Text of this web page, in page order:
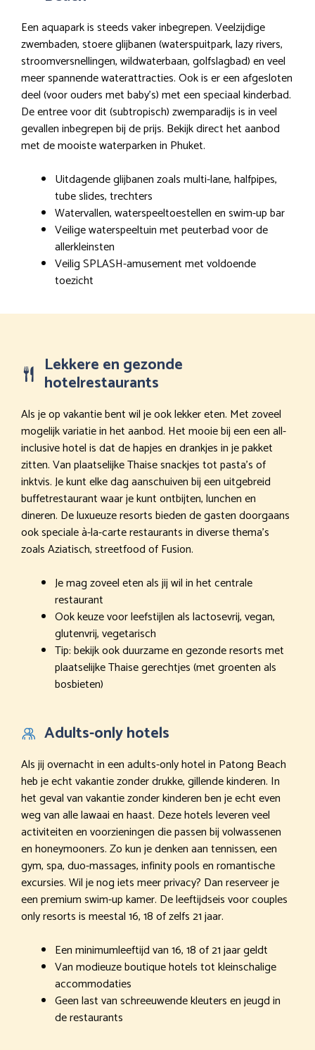
Een aquapark is steeds vaker inbegrepen. Veelzijdige
zwembaden, stoere glijbanen (waterspuitpark, lazy rivers,
stroomversnellingen, wildwaterbaan, golfslagbad) en veel
meer spannende waterattracties. Ook is er een afgesloten
deel (voor ouders met baby’s) met een speciaal kinderbad.
De entree voor dit (subtropisch) zwemparadijs is in veel
gevallen inbegrepen bij de prijs. Bekijk direct het aanbod
met de mooiste waterparken in Phuket.
Uitdagende glijbanen zoals multi-lane, halfpipes,
tube slides, trechters
Watervallen, waterspeeltoestellen en swim-up bar
Veilige waterspeeltuin met peuterbad voor de
allerkleinsten
Veilig SPLASH-amusement met voldoende
toezicht
Lekkere en gezonde
hotelrestaurants
Als je op vakantie bent wil je ook lekker eten. Met zoveel
mogelijk variatie in het aanbod. Het mooie bij een een all-
inclusive hotel is dat de hapjes en drankjes in je pakket
zitten. Van plaatselijke Thaise snackjes tot pasta’s of
inktvis. Je kunt elke dag aanschuiven bij een uitgebreid
buffetrestaurant waar je kunt ontbijten, lunchen en
dineren. De luxueuze resorts bieden de gasten doorgaans
ook speciale à-la-carte restaurants in diverse thema’s
zoals Aziatisch, streetfood of Fusion.
Je mag zoveel eten als jij wil in het centrale
restaurant
Ook keuze voor leefstijlen als lactosevrij, vegan,
glutenvrij, vegetarisch
Tip: bekijk ook duurzame en gezonde resorts met
plaatselijke Thaise gerechtjes (met groenten als
bosbieten)
Adults-only hotels
Als jij overnacht in een adults-only hotel in Patong Beach
heb je echt vakantie zonder drukke, gillende kinderen. In
het geval van vakantie zonder kinderen ben je echt even
weg van alle lawaai en haast. Deze hotels leveren veel
activiteiten en voorzieningen die passen bij volwassenen
en honeymooners. Zo kun je denken aan tennissen, een
gym, spa, duo-massages, infinity pools en romantische
excursies. Wil je nog iets meer privacy? Dan reserveer je
een premium swim-up kamer. De leeftijdseis voor couples
only resorts is meestal 16, 18 of zelfs 21 jaar.
Een minimumleeftijd van 16, 18 of 21 jaar geldt
Van modieuze boutique hotels tot kleinschalige
accommodaties
Geen last van schreeuwende kleuters en jeugd in
de restaurants